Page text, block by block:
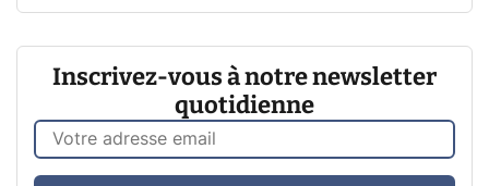
Inscrivez-vous à notre newsletter
quotidienne